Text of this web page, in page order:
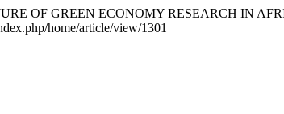
OF GREEN ECONOMY RESEARCH IN
home/article/view/1301